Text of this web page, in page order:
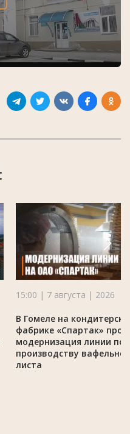
15:00 | 7 августа | 2026
В Гомеле на
фабрике «Спартак»
модернизация линии по
производству
листа